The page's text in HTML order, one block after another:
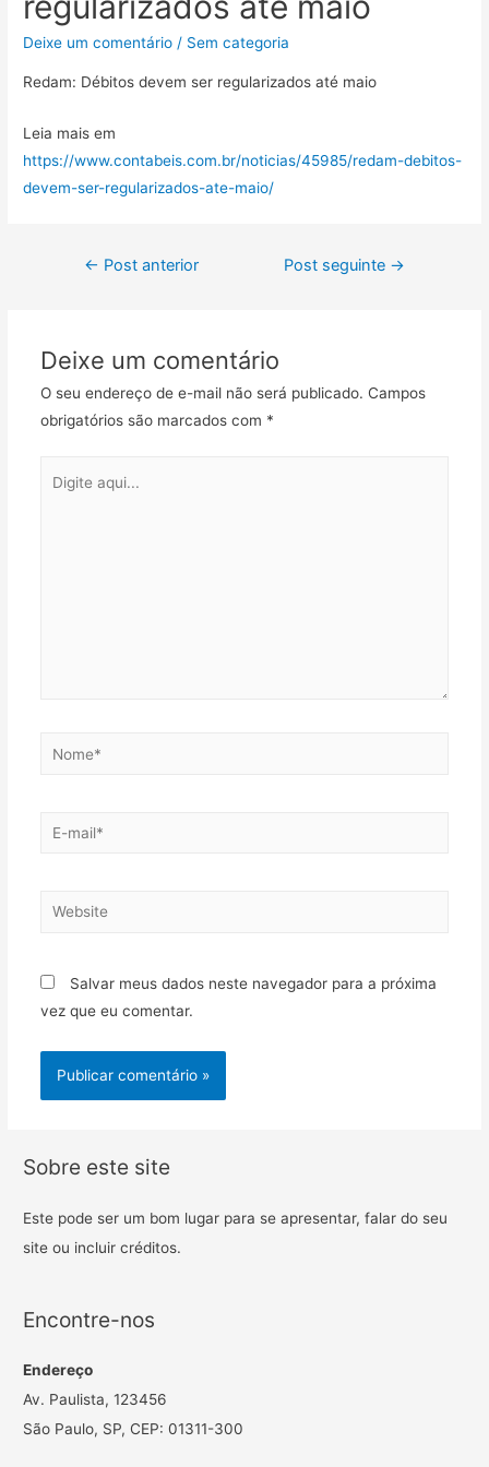
Deixe um comentário / Sem categoria
Redam: Débitos devem ser regularizados até maio
Leia mais em
https://www.contabeis.com.br/noticias/45985/redam-debitos-
devem-ser-regularizados-ate-maio/
← Post anterior Post seguinte →
Deixe um comentário
O seu endereço de e-mail não será publicado. Campos
obrigatórios são marcados com *
Salvar meus dados neste navegador para a próxima
vez que eu comentar.
Sobre este site
Este pode ser um bom lugar para se apresentar, falar do seu
site ou incluir créditos.
Encontre-nos
Endereço
Av. Paulista, 123456
São Paulo, SP, CEP: 01311-300